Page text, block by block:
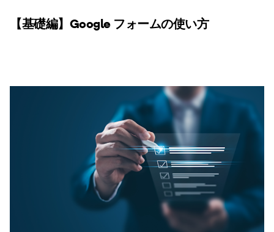
【基礎編】Google フォームの使い方